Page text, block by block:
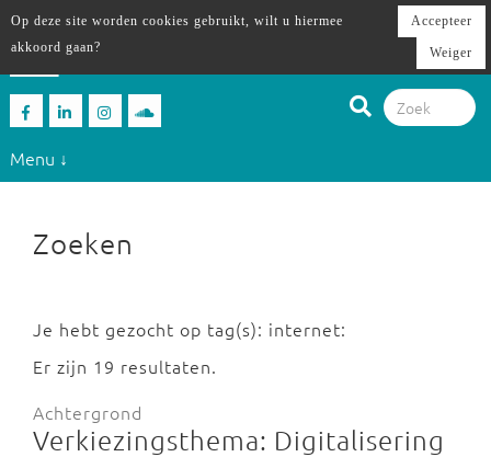
Menu ↓
Zoeken
Je hebt gezocht op tag(s): internet:
Er zijn 19 resultaten.
Achtergrond
Verkiezingsthema: Digitalisering
Op deze site worden cookies gebruikt, wilt u hiermee
akkoord gaan?
Accepteer
Weiger